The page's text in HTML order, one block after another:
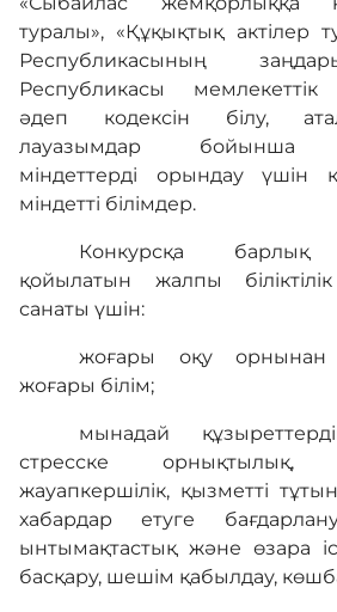
туралы», «Құқықтық актілер
Республикасының
Республикасы мемлекеттік
әдеп кодексін білу,
лауазымдар бойынша
міндеттерді орындау үшін
міндетті білімдер.
Конкурсқа барлық
қойылатын жалпы
санаты үшін:
жоғары оқу орнынан
жоғары білім;
мынадай
стресске орнықтылық,
жауапкершілік, қызметті
хабардар етуге
ынтымақтастық және өзара
басқару, шешім қабылдау,